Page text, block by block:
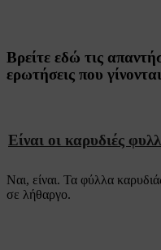
Βρείτε εδώ τις
ερωτήσεις που
Είναι οι καρυδιές
Ναι, είναι. Τα φύλλα
σε λήθαργο.